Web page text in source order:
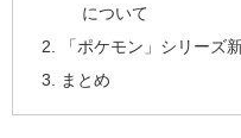
について
「ポケモン」シリーズ
まとめ